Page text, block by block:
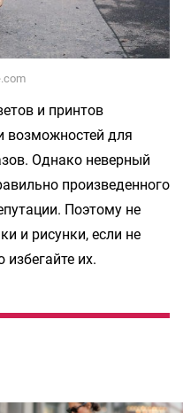
и принтов
возможностей для
Однако неверный
произведенного
Поэтому не
и рисунки, если не
их.